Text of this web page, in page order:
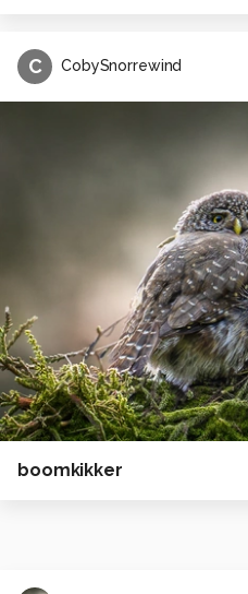
C CobySnorrewind
boomkikker